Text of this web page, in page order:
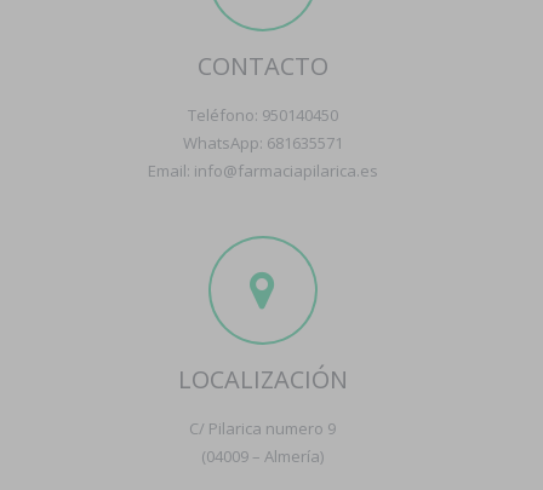
CONTACTO
Teléfono: 950140450
WhatsApp: 681635571
Email: info@farmaciapilarica.es
LOCALIZACIÓN
C/ Pilarica numero 9
(04009 – Almería)